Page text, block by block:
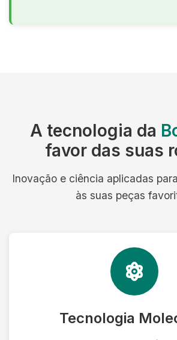
A tecnologia da
favor das suas
Inovação e ciência aplicadas
às suas peças
Tecnologia